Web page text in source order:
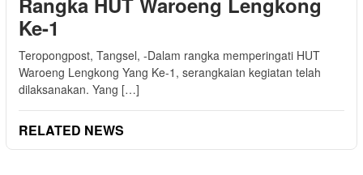
Ke-1
Teropongpost, Tangsel, -Dalam rangka memperingati HUT
Waroeng Lengkong Yang Ke-1, serangkaian kegiatan telah
dilaksanakan. Yang […]
RELATED NEWS